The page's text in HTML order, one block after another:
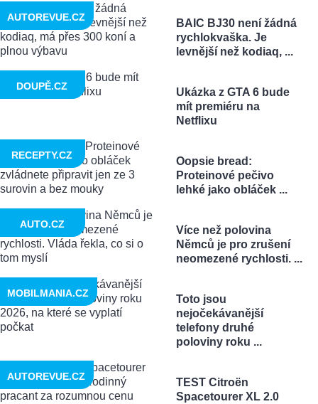
BAIC BJ30 není žádná
rychlokvaška. Je
levnější než kodiaq, ...
AUTOREVUE.CZ
Ukázka z GTA 6 bude
mít premiéru na
Netflixu
DOUPĚ.CZ
Oopsie bread:
Proteinové pečivo
lehké jako obláček ...
RECEPTY.CZ
Více než polovina
Němců je pro zrušení
neomezené rychlosti. ...
AUTO.CZ
Toto jsou
nejočekávanější
telefony druhé
poloviny roku ...
MOBILMANIA.CZ
TEST Citroën
Spacetourer XL 2.0
AUTOREVUE.CZ